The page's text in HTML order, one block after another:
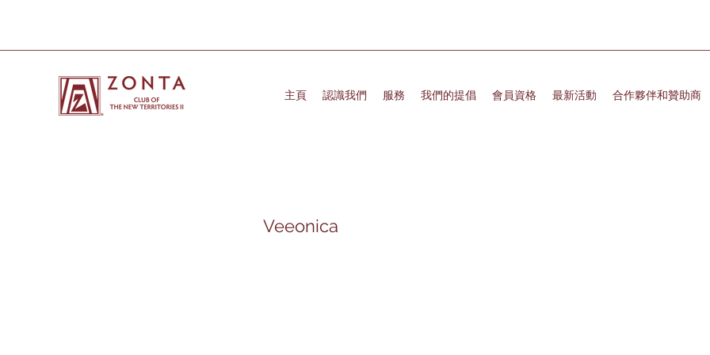
主頁 認識我們 服務 我們的提倡 會員資格 最新活動 合作夥伴和贊助商
Veeonica